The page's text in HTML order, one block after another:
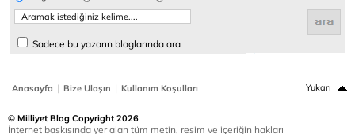
Sadece bu yazarın bloglarında ara
Anasayfa | Bize Ulaşın | Kullanım Koşulları Yukarı
© Milliyet Blog Copyright 2026
İnternet baskısında yer alan tüm metin, resim ve içeriğin hakları